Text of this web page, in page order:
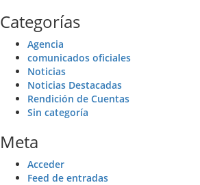
Categorías
Agencia
comunicados oficiales
Noticias
Noticias Destacadas
Rendición de Cuentas
Sin categoría
Meta
Acceder
Feed de entradas